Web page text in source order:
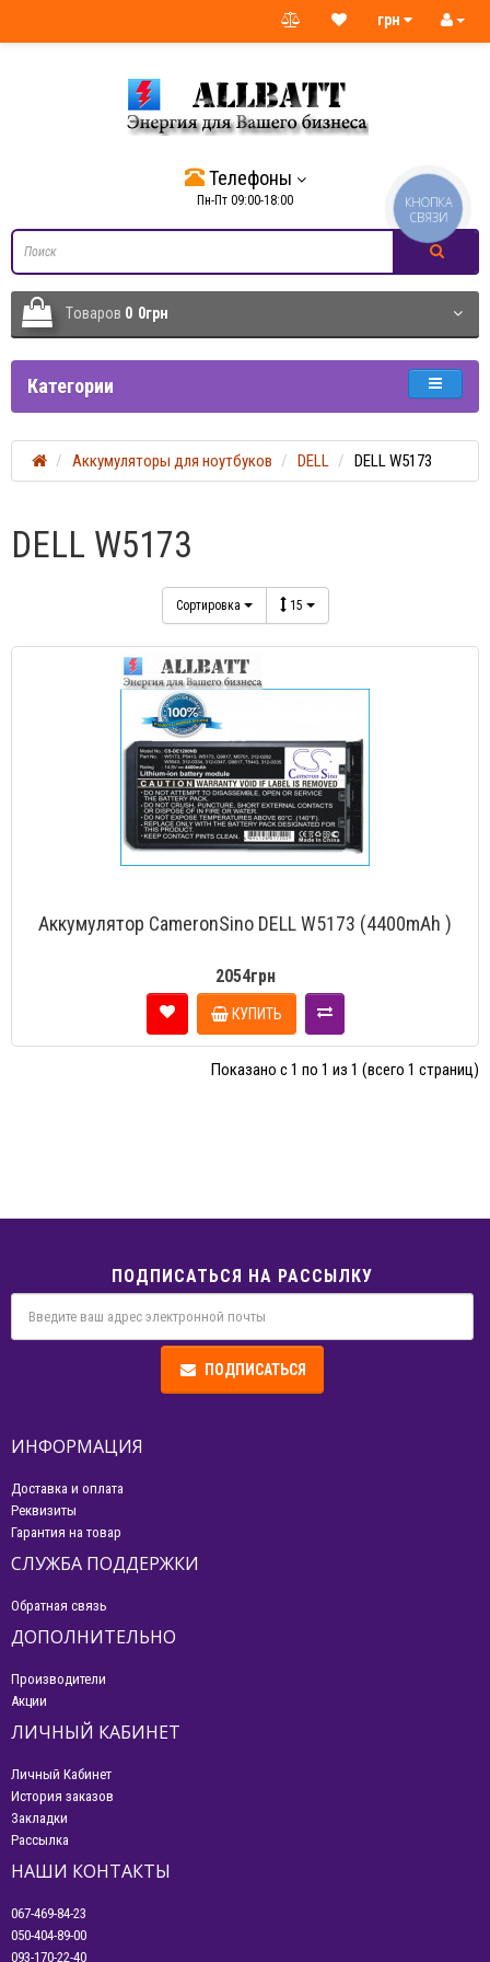
грн
Телефоны
Пн-Пт 09:00-18:00
Tоваров 0 0грн
Категории
Аккумуляторы для ноутбуков DELL DELL W5173
DELL W5173
Сортировка 15
Аккумулятор CameronSino DELL W5173 (4400mAh )
2054грн
КУПИТЬ
Показано с 1 по 1 из 1 (всего 1 страниц)
ПОДПИСАТЬСЯ НА РАССЫЛКУ
ПОДПИСАТЬСЯ
ИНФОРМАЦИЯ
Доставка и оплата
Реквизиты
Гарантия на товар
СЛУЖБА ПОДДЕРЖКИ
Обратная связь
ДОПОЛНИТЕЛЬНО
Производители
Акции
ЛИЧНЫЙ КАБИНЕТ
Личный Кабинет
История заказов
Закладки
Рассылка
НАШИ КОНТАКТЫ
067-469-84-23
050-404-89-00
093-170-22-40
КНОПКА
СВЯЗИ